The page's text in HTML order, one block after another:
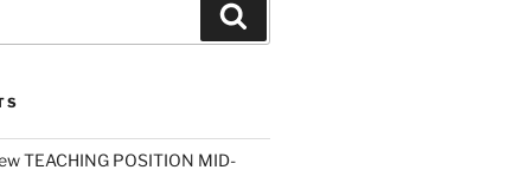
TEACHING POSITION MID-